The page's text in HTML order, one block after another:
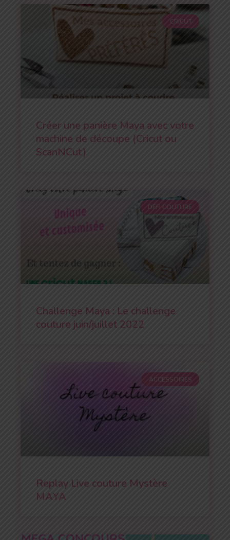
CRICUT
Créer une panière Maya avec votre
machine de découpe (Cricut ou
ScanNCut)
DÉFI COUTURE
Challenge Maya : Le challenge
couture juin/juillet 2022
ACCESSOIRES
Replay Live couture Mystère
MAYA